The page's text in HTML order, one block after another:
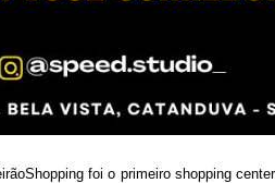
foi o primeiro shopping